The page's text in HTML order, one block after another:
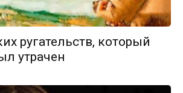
ругательств, который
утрачен